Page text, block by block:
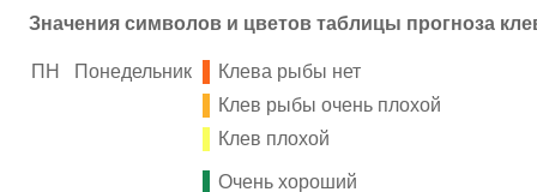
Значения символов и цветов таблицы прогноза
ПН Понедельник
Клева рыбы нет
Клев рыбы очень плохой
Клев плохой
Очень хороший